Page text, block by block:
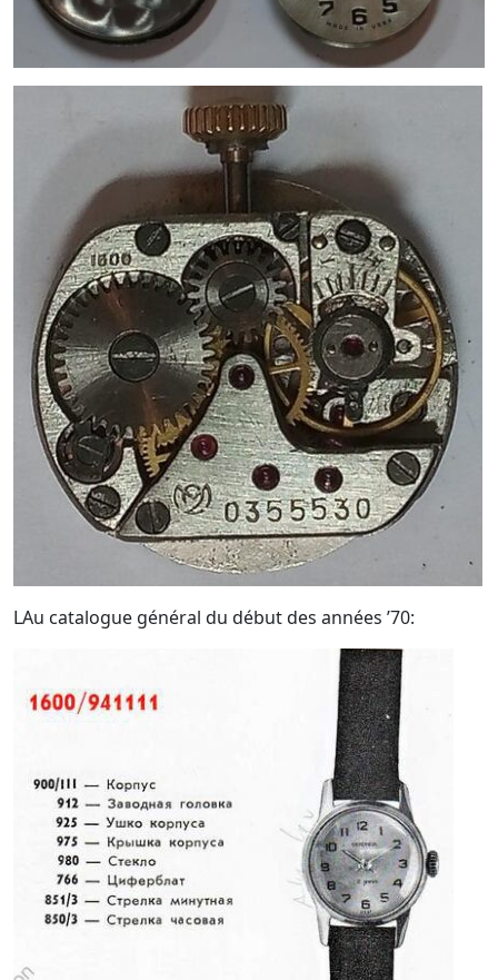
LAu catalogue général du début des années ’70: